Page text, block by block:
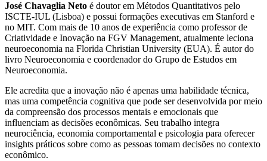
José Chavaglia Neto é doutor em Métodos Quantitativos pelo
ISCTE-IUL (Lisboa) e possui formações executivas em Stanford e
no MIT. Com mais de 10 anos de experiência como professor de
Criatividade e Inovação na FGV Management, atualmente leciona
neuroeconomia na Florida Christian University (EUA). É autor do
livro Neuroeconomia e coordenador do Grupo de Estudos em
Neuroeconomia.
Ele acredita que a inovação não é apenas uma habilidade técnica,
mas uma competência cognitiva que pode ser desenvolvida por meio
da compreensão dos processos mentais e emocionais que
influenciam as decisões econômicas. Seu trabalho integra
neurociência, economia comportamental e psicologia para oferecer
insights práticos sobre como as pessoas tomam decisões no contexto
econômico.